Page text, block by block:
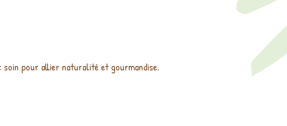
soin pour allier naturalité et gourmandise.